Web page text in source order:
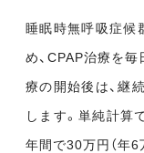
睡眠時無呼吸症候
め、CPAP治療を
療の開始後は、継
します。単純計算
年間で30万円（年